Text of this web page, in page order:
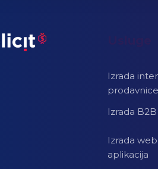
Izrada
prodavnice
Izrada
Izrada web
aplikacija